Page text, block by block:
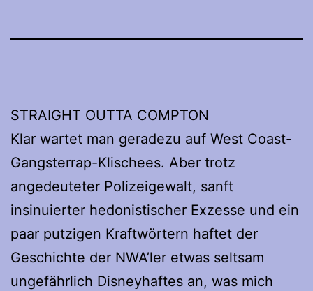
STRAIGHT OUTTA COMPTON
Klar wartet man geradezu auf West Coast-
Gangsterrap-Klischees. Aber trotz
angedeuteter Polizeigewalt, sanft
insinuierter hedonistischer Exzesse und ein
paar putzigen Kraftwörtern haftet der
Geschichte der NWA’ler etwas seltsam
ungefährlich Disneyhaftes an, was mich